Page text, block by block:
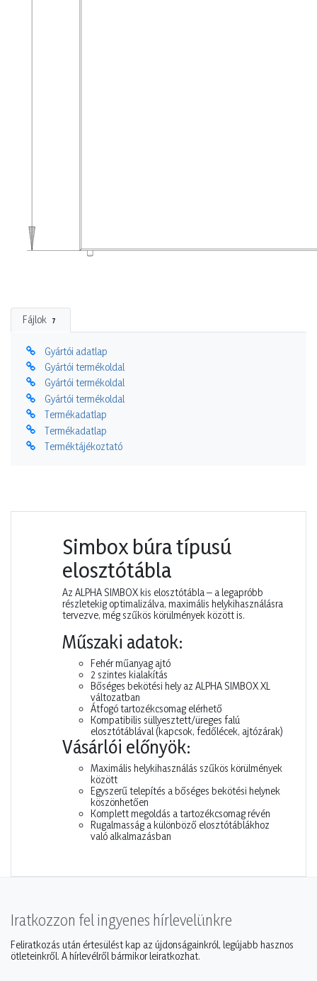
Fájlok 7
Gyártói adatlap
Gyártói termékoldal
Gyártói termékoldal
Gyártói termékoldal
Termékadatlap
Termékadatlap
Terméktájékoztató
Simbox búra típusú
elosztótábla
Az ALPHA SIMBOX kis elosztótábla – a legapróbb
részletekig optimalizálva, maximális helykihasználásra
tervezve, még szűkös körülmények között is.
Műszaki adatok:
Fehér műanyag ajtó
2 szintes kialakítás
Bőséges bekötési hely az ALPHA SIMBOX XL
változatban
Átfogó tartozékcsomag elérhető
Kompatibilis süllyesztett/üreges falú
elosztótáblával (kapcsok, fedőlécek, ajtózárak)
Vásárlói előnyök:
Maximális helykihasználás szűkös körülmények
között
Egyszerű telepítés a bőséges bekötési helynek
köszönhetően
Komplett megoldás a tartozékcsomag révén
Rugalmasság a különböző elosztótáblákhoz
való alkalmazásban
Iratkozzon fel ingyenes hírlevelünkre
Feliratkozás után értesülést kap az újdonságainkról, legújabb hasznos
ötleteinkről. A hírlevélről bármikor leiratkozhat.